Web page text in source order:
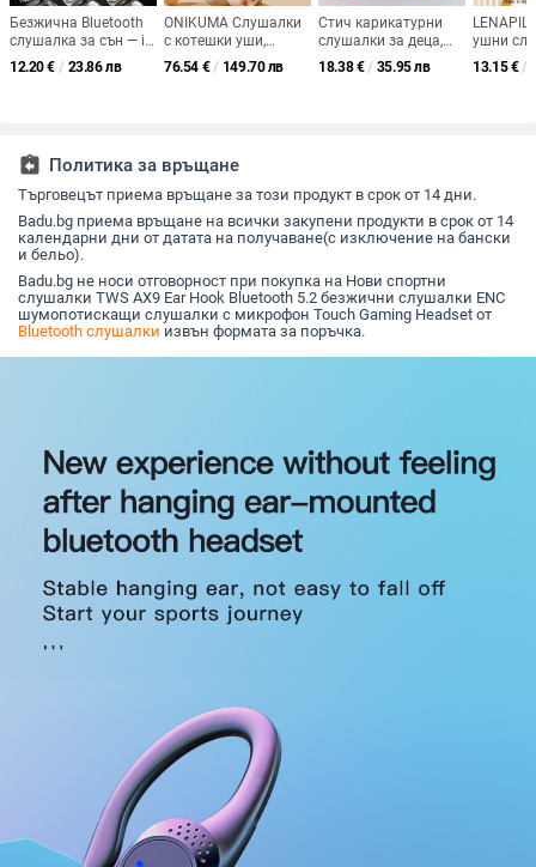
Безжична Bluetooth
слушалка за сън — in-
ear дизайн, с двоен
стерео звук, Bluetooth
12.20€ / 23.86 лв
ONIKUMA Слушалки
с котешки уши,
Bluetooth 5.3, обхват
10 м, ниска
76.54 € / 149.70 лв
Стич карикатурни
слушалки за деца,
сгъваем Bluetooth
хедсет, глава-
18.38€ / 35.95 лв
ушни
13.15€ /
assignment_return Политика за връщане
Търговецът приема връщане за този продукт в срок от 14 дни.
Badu.bg приема връщане на всички закупени продукти в срок от 14
календарни дни от датата на получаване(с изключение на бански
и бельо).
Badu.bg не носи отговорност при покупка на Нови спортни
слушалки TWS AX9 Ear Hook Bluetooth 5.2 безжични слушалки ENC
шумопотискащи слушалки с микрофон Touch Gaming Headset от
Bluetooth слушалки извън формата за поръчка.